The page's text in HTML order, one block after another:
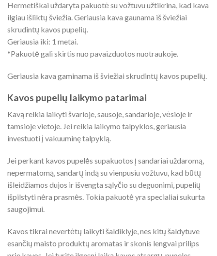
Hermetiškai uždaryta pakuotė su vožtuvu užtikrina, kad kava
ilgiau išliktų šviežia. Geriausia kava gaunama iš šviežiai
skrudintų kavos pupelių.
Geriausia iki: 1 metai.
*Pakuotė gali skirtis nuo pavaizduotos nuotraukoje.
Geriausia kava gaminama iš šviežiai skrudintų kavos pupelių.
Kavos pupelių laikymo patarimai
Kavą reikia laikyti švarioje, sausoje, sandarioje, vėsioje ir
tamsioje vietoje. Jei reikia laikymo talpyklos, geriausia
investuoti į vakuuminę talpyklą.
Jei perkant kavos pupelės supakuotos į sandariai uždaromą,
nepermatomą, sandarų indą su vienpusiu vožtuvu, kad būtų
išleidžiamos dujos ir išvengta sąlyčio su deguonimi, pupelių
išpilstyti nėra prasmės. Tokia pakuotė yra specialiai sukurta
saugojimui.
Kavos tikrai nevertėtų laikyti šaldiklyje, nes kitų šaldytuve
esančių maisto produktų aromatas ir skonis lengvai prilips